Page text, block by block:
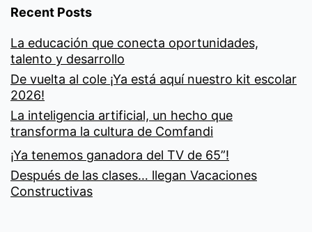
Recent Posts
La educación que conecta oportunidades,
talento y desarrollo
De vuelta al cole ¡Ya está aquí nuestro kit escolar
2026!
La inteligencia artificial, un hecho que
transforma la cultura de Comfandi
¡Ya tenemos ganadora del TV de 65”!
Después de las clases… llegan Vacaciones
Constructivas